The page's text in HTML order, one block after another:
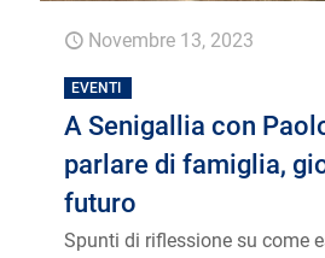
Novembre 13, 2023
EVENTI
A Senigallia con
parlare di famiglia,
futuro
Spunti di riflessione su come